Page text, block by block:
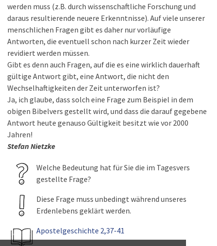
werden muss (z.B. durch wissenschaftliche Forschung und
daraus resultierende neuere Erkenntnisse). Auf viele unserer
menschlichen Fragen gibt es daher nur vorläufige
Antworten, die eventuell schon nach kurzer Zeit wieder
revidiert werden müssen.
Gibt es denn auch Fragen, auf die es eine wirklich dauerhaft
gültige Antwort gibt, eine Antwort, die nicht den
Wechselhaftigkeiten der Zeit unterworfen ist?
Ja, ich glaube, dass solch eine Frage zum Beispiel in dem
obigen Bibelvers gestellt wird, und dass die darauf gegebene
Antwort heute genauso Gültigkeit besitzt wie vor 2000
Jahren!
Stefan Nietzke
Welche Bedeutung hat für Sie die im Tagesvers
gestellte Frage?
Diese Frage muss unbedingt während unseres
Erdenlebens geklärt werden.
Apostelgeschichte 2,37-41